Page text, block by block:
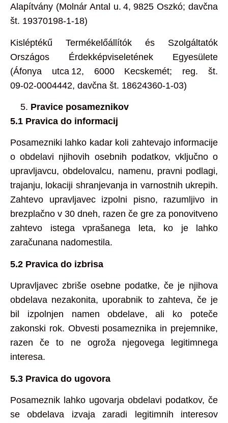
Alapítvány (Molnár Antal u. 4, 9825 Oszkó; davčna
št. 19370198‑1‑18)
Kisléptékű Termékelőállítók és Szolgáltatók
Országos Érdekképviseletének Egyesülete
(Áfonya utca 12, 6000 Kecskemét; reg. št.
09‑02‑0004442, davčna št. 18624360‑1‑03)
Pravice posameznikov
5.1 Pravica do informacij
Posamezniki lahko kadar koli zahtevajo informacije
o obdelavi njihovih osebnih podatkov, vključno o
upravljavcu, obdelovalcu, namenu, pravni podlagi,
trajanju, lokaciji shranjevanja in varnostnih ukrepih.
Zahtevo upravljavec izpolni pisno, razumljivo in
brezplačno v 30 dneh, razen če gre za ponovitveno
zahtevo istega vprašanega leta, ko je lahko
zaračunana nadomestila.
5.2 Pravica do izbrisa
Upravljavec zbriše osebne podatke, če je njihova
obdelava nezakonita, uporabnik to zahteva, če je
bil izpolnjen namen obdelave, ali ko poteče
zakonski rok. Obvesti posameznika in prejemnike,
razen če to ne ogroža njegovega legitimnega
interesa.
5.3 Pravica do ugovora
Posameznik lahko ugovarja obdelavi podatkov, če
se obdelava izvaja zaradi legitimnih interesov